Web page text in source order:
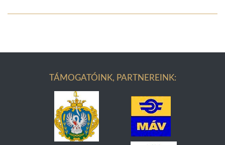
TÁMOGATÓINK, PARTNEREINK: